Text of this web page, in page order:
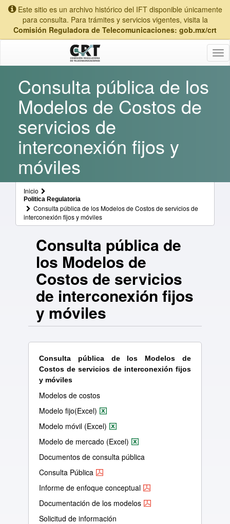
Este sitio es un archivo histórico del IFT disponible únicamente
para consulta. Para trámites y servicios vigentes, visita la
Comisión Reguladora de Telecomunicaciones: gob.mx/crt
Consulta pública de los
Modelos de Costos de
servicios de
interconexión fijos y
móviles
Inicio
Politica Regulatoria
Consulta pública de los Modelos de Costos de servicios de
interconexión fijos y móviles
Consulta pública de
los Modelos de
Costos de servicios
de interconexión fijos
y móviles
Consulta pública de los Modelos de
Costos de servicios de interconexión fijos
y móviles
Modelos de costos
Modelo fijo(Excel)
Modelo móvil (Excel)
Modelo de mercado (Excel)
Documentos de consulta pública
Consulta Pública
Informe de enfoque conceptual
Documentación de los modelos
Solicitud de información